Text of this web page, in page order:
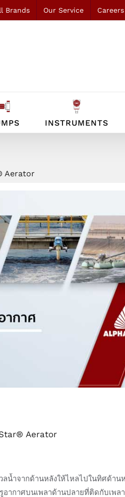
Brands Our Service Careers
INSTRUMENTS
Aerator
Aerator
น้ำจากด้านหลังให้ไหลไปในทิศด้า
ากาศบนเพลาด้านปลายที่ติดกับเพล